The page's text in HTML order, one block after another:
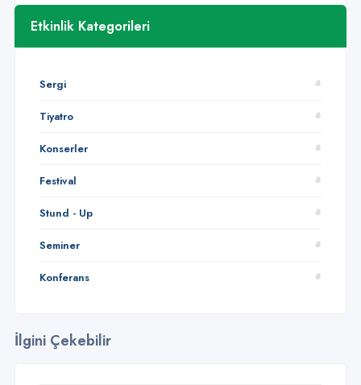
Etkinlik Kategorileri
Sergi
Tiyatro
Konserler
Festival
Stund - Up
Seminer
Konferans
İlgini Çekebilir